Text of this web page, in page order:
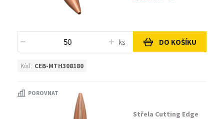
ks DO KOŠÍKU
Kód: CEB-MTH308180
POROVNAT
Střela Cutting Edge